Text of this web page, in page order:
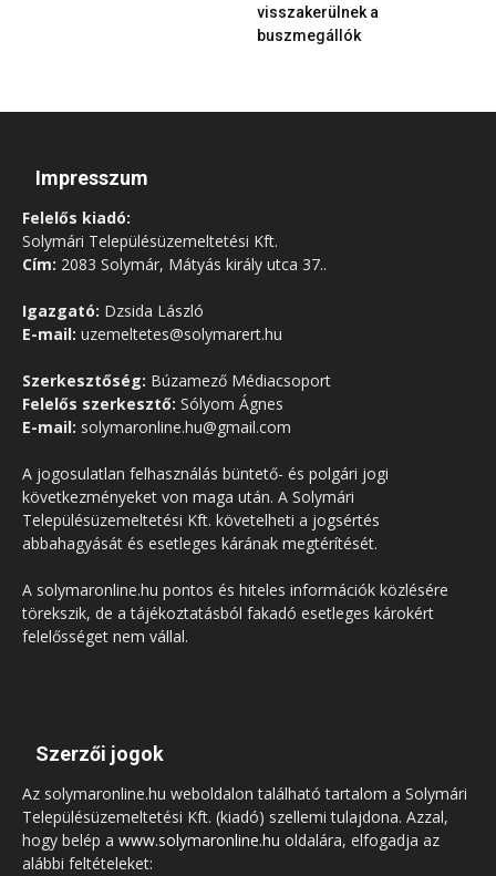
visszakerülnek a
buszmegállók
Impresszum
Felelős kiadó:
Solymári Településüzemeltetési Kft.
Cím: 2083 Solymár, Mátyás király utca 37..
Igazgató: Dzsida László
E-mail: uzemeltetes@solymarert.hu
Szerkesztőség: Búzamező Médiacsoport
Felelős szerkesztő: Sólyom Ágnes
E-mail: solymaronline.hu@gmail.com
A jogosulatlan felhasználás büntető- és polgári jogi
következményeket von maga után. A Solymári
Településüzemeltetési Kft. követelheti a jogsértés
abbahagyását és esetleges kárának megtérítését.
A solymaronline.hu pontos és hiteles információk közlésére
törekszik, de a tájékoztatásból fakadó esetleges károkért
felelősséget nem vállal.
Szerzői jogok
Az solymaronline.hu weboldalon található tartalom a Solymári
Településüzemeltetési Kft. (kiadó) szellemi tulajdona. Azzal,
hogy belép a www.solymaronline.hu oldalára, elfogadja az
alábbi feltételeket: